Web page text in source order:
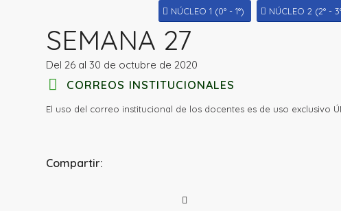
NÚCLEO 1 (0° - 1°) NÚCLEO 2 (2° -
SEMANA 27
Del 26 al 30 de octubre de 2020
CORREOS INSTITUCIONALES
El uso del correo institucional de los docentes es de uso exclusivo
Compartir: